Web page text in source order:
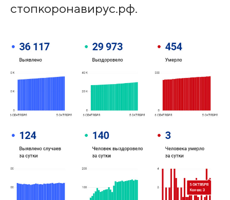
стопкоронавирус.рф.